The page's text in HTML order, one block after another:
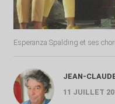
Esperanza Spalding et ses
JEAN-
11 JUILLET